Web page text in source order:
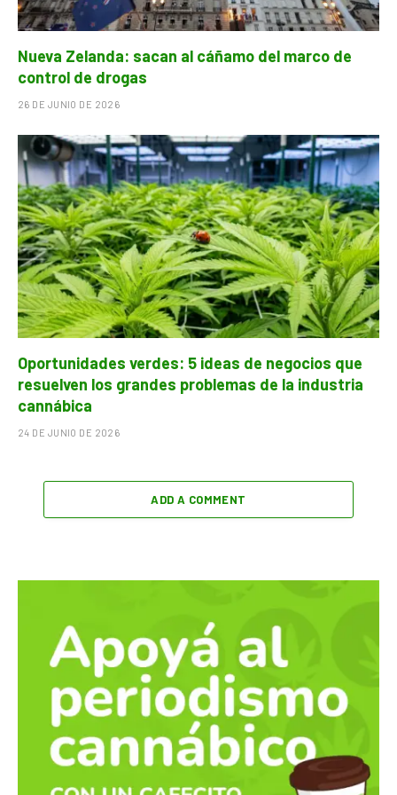
Nueva Zelanda: sacan al cáñamo del marco de
control de drogas
26 DE JUNIO DE 2026
Oportunidades verdes: 5 ideas de negocios que
resuelven los grandes problemas de la industria
cannábica
24 DE JUNIO DE 2026
ADD A COMMENT